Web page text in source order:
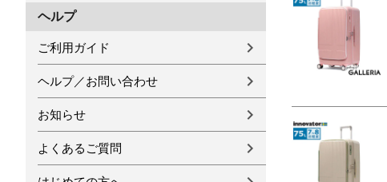
ヘルプ
ご利用ガイド
ヘルプ／お問い合わせ
お知らせ
よくあるご質問